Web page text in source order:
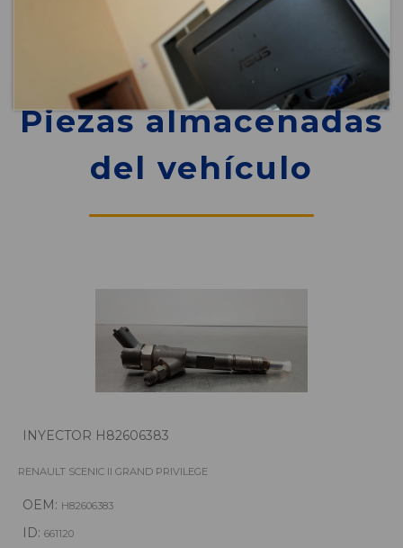
Piezas almacenadas
del vehículo
INYECTOR H82606383
RENAULT SCENIC II GRAND PRIVILEGE
OEM: H82606383
ID: 661120